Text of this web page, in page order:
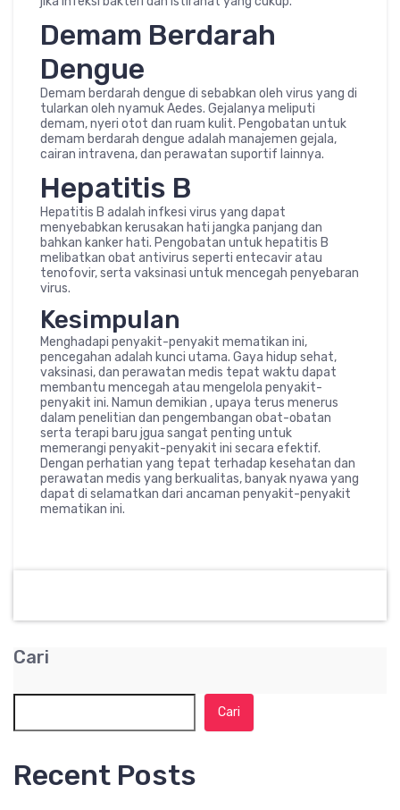
Demam Berdarah
Dengue
Demam berdarah dengue di sebabkan oleh virus yang di
tularkan oleh nyamuk Aedes. Gejalanya meliputi
demam, nyeri otot dan ruam kulit. Pengobatan untuk
demam berdarah dengue adalah manajemen gejala,
cairan intravena, dan perawatan suportif lainnya.
Hepatitis B
Hepatitis B adalah infkesi virus yang dapat
menyebabkan kerusakan hati jangka panjang dan
bahkan kanker hati. Pengobatan untuk hepatitis B
melibatkan obat antivirus seperti entecavir atau
tenofovir, serta vaksinasi untuk mencegah penyebaran
virus.
Kesimpulan
Menghadapi penyakit-penyakit mematikan ini,
pencegahan adalah kunci utama. Gaya hidup sehat,
vaksinasi, dan perawatan medis tepat waktu dapat
membantu mencegah atau mengelola penyakit-
penyakit ini. Namun demikian , upaya terus menerus
dalam penelitian dan pengembangan obat-obatan
serta terapi baru jgua sangat penting untuk
memerangi penyakit-penyakit ini secara efektif.
Dengan perhatian yang tepat terhadap kesehatan dan
perawatan medis yang berkualitas, banyak nyawa yang
dapat di selamatkan dari ancaman penyakit-penyakit
mematikan ini.
Cari
Cari
Recent Posts